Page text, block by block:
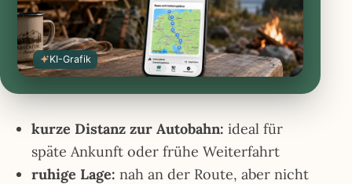
KI-Grafik
kurze Distanz zur Autobahn: ideal für
späte Ankunft oder frühe Weiterfahrt
ruhige Lage: nah an der Route, aber nicht